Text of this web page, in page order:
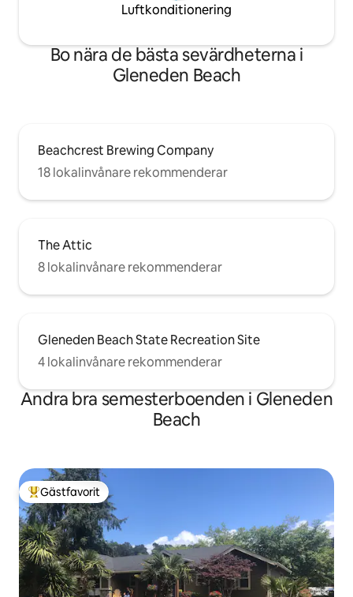
Luftkonditionering
Bo nära de bästa sevärdheterna i
Gleneden Beach
Beachcrest Brewing Company
18 lokalinvånare rekommenderar
The Attic
8 lokalinvånare rekommenderar
Gleneden Beach State Recreation Site
4 lokalinvånare rekommenderar
Andra bra semesterboenden i Gleneden
Beach
Populär gästfavorit
Gästfavorit